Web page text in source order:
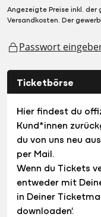
Angezeigte Preise inkl. der
Versandkosten. Der
Passwort
Ticketbörse
Hier findest du
Kund*innen
du von uns neu
per Mail.
Wenn du Tickets
entweder mit
in Deiner
downloaden'.